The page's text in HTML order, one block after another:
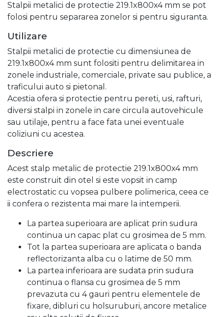
Stalpii metalici de protectie 219.1x800x4 mm se pot
folosi pentru separarea zonelor si pentru siguranta.
Utilizare
Stalpii metalici de protectie cu dimensiunea de
219.1x800x4 mm sunt folositi pentru delimitarea in
zonele industriale, comerciale, private sau publice, a
traficului auto si pietonal.
Acestia ofera si protectie pentru pereti, usi, rafturi,
diversi stalpi in zonele in care circula autovehicule
sau utilaje, pentru a face fata unei eventuale
coliziuni cu acestea.
Descriere
Acest stalp metalic de protectie 219.1x800x4 mm
este construit din otel si este vopsit in camp
electrostatic cu vopsea pulbere polimerica, ceea ce
ii confera o rezistenta mai mare la intemperii.
La partea superioara are aplicat prin sudura
continua un capac plat cu grosimea de 5 mm.
Tot la partea superioara are aplicata o banda
reflectorizanta alba cu o latime de 50 mm.
La partea inferioara are sudata prin sudura
continua o flansa cu grosimea de 5 mm
prevazuta cu 4 gauri pentru elementele de
fixare, dibluri cu holsuruburi, ancore metalice